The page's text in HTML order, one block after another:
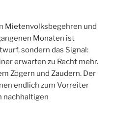
Mietenvolksbegehren und
Monaten ist
sondern das Signal:
erwarten zu Recht mehr.
Zögern und Zaudern. Der
endlich zum Vorreiter
nachhaltigen